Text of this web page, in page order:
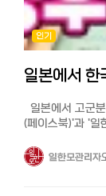
은행이나 송금업
7만5천엔까지
한번은 가장 저
1회 개인 송금 최
5만 달러(500만
초회 친구 소개
송금하였고 수
최근에도 같은
사용하여 49엔,
장단점과 포인
인기
일본에서 고군
(페이스북)'과 '일
추천이 많은 월
소개해드리겠습
일한모관리자